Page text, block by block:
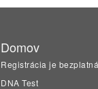
Domov
Registrácia je bezplatná
DNA Test